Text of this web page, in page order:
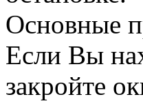
Основные
Если Вы
закройте